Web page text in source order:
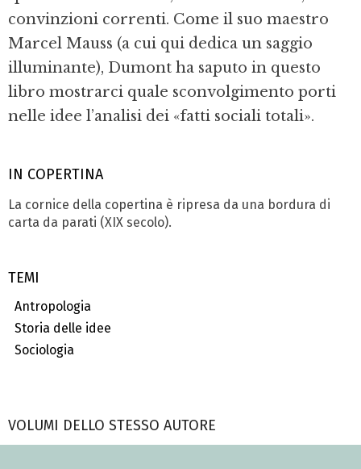
IN COPERTINA
La cornice della copertina è ripresa da una bordura di
carta da parati (XIX secolo).
TEMI
Antropologia
Storia delle idee
Sociologia
convinzioni correnti. Come il suo maestro
Marcel Mauss (a cui qui dedica un saggio
illuminante), Dumont ha saputo in questo
libro mostrarci quale sconvolgimento porti
nelle idee l’analisi dei «fatti sociali totali».
VOLUMI DELLO STESSO AUTORE